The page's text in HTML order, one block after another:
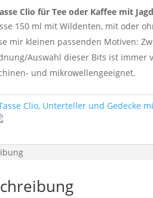
Clio für Tee oder Kaffee mit
150 ml mit Wildenten, mit oder
mir kleinen passenden Motiven:
Auswahl dieser Bits ist immer
und mikrowellengeeignet.
Clio, Unterteller und Gedecke